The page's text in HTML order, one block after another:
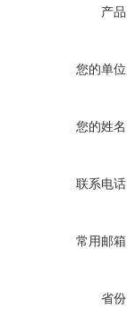
产
您的单
您的姓
联系电
常用邮
省